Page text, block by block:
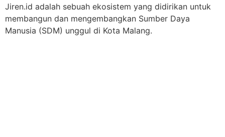
Jiren.id adalah sebuah ekosistem yang didirikan untuk
membangun dan mengembangkan Sumber Daya
Manusia (SDM) unggul di Kota Malang.